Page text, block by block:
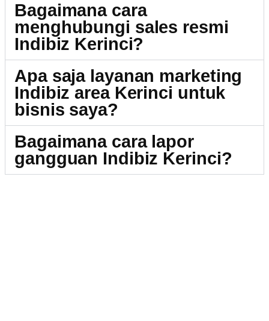
Bagaimana cara
menghubungi sales resmi
Indibiz Kerinci?
Apa saja layanan marketing
Indibiz area Kerinci untuk
bisnis saya?
Bagaimana cara lapor
gangguan Indibiz Kerinci?